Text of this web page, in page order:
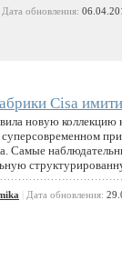
Дата обновления:
Cisa
новую
Самые
Дата обновления: